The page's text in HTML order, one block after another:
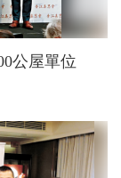
年內有8000公屋單位